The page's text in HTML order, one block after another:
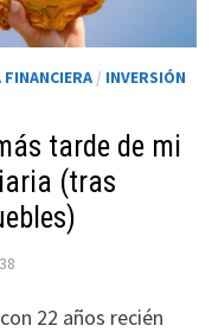
FINANCIERA/ INVERSIÓN
tarde de mi
(tras
38
22 años recién